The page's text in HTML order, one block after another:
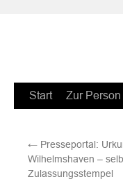
Zum
springen
Start Zur Person
← Presseportal:
Wilhelmshaven –
Zulassungsstempel